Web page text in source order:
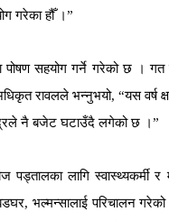
गरेका हौँ ।”
पोषण सहयोग गर्ने गरेको छ । गत
रावलले भन्नुभयो, “यस वर्ष
नै बजेट घटाउँदै लगेको छ ।”
पड्तालका लागि स्वास्थ्यकर्मी र
, भल्मन्सालाई परिचालन गरेको